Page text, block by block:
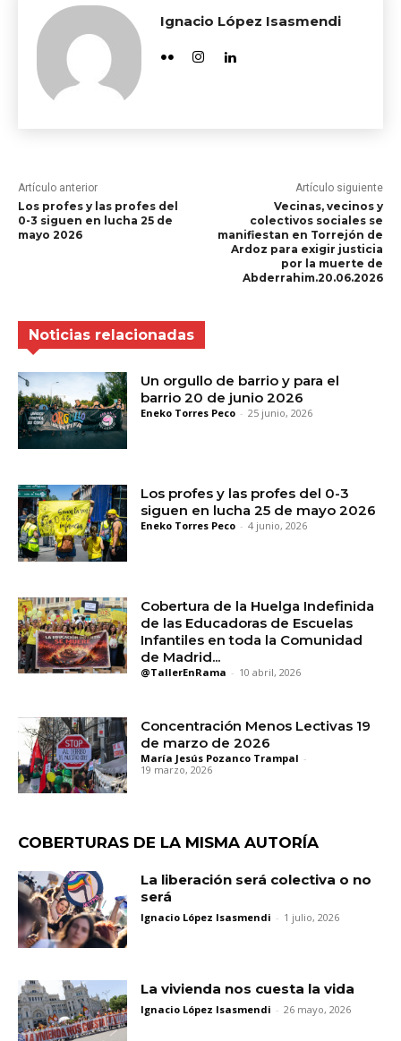
Ignacio López Isasmendi
Artículo anterior
Los profes y las profes del
0-3 siguen en lucha 25 de
mayo 2026
Artículo siguiente
Vecinas, vecinos y
colectivos sociales se
manifiestan en Torrejón de
Ardoz para exigir justicia
por la muerte de
Abderrahim.20.06.2026
Noticias relacionadas
Un orgullo de barrio y para el
barrio 20 de junio 2026
Eneko Torres Peco - 25 junio, 2026
Los profes y las profes del 0-3
siguen en lucha 25 de mayo 2026
Eneko Torres Peco - 4 junio, 2026
Cobertura de la Huelga Indefinida
de las Educadoras de Escuelas
Infantiles en toda la Comunidad
de Madrid...
@TallerEnRama - 10 abril, 2026
Concentración Menos Lectivas 19
de marzo de 2026
María Jesús Pozanco Trampal -
19 marzo, 2026
COBERTURAS DE LA MISMA AUTORÍA
La liberación será colectiva o no
será
Ignacio López Isasmendi - 1 julio, 2026
La vivienda nos cuesta la vida
Ignacio López Isasmendi - 26 mayo, 2026